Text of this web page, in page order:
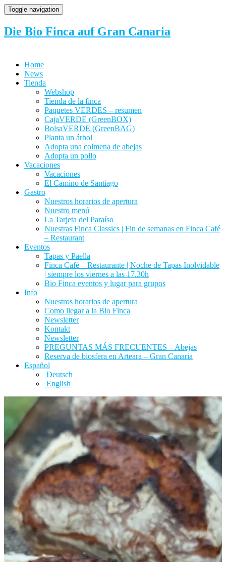
Toggle navigation
Die Bio Finca auf Gran Canaria
Home
News
Tienda
Webshop
Tienda de la finca
Paquetes VERDES – resumen
CajaVERDE (GreenBOX)
BolsaVERDE (GreenBAG)
Planta un árbol
Adopta una colmena de abejas
Adopta un pollo
Vacaciones
Vacaciones
El Camino de Santiago
Gastro
Nuestros horarios de apertura
Nuestro menú
La Tarjeta del Paraíso
Nuestras Finca Classics | Fin de semanas en Finca Café
– Restaurant
Eventos
Tapas y Paella
Finca Café – Restaurante | Noche de Tapas Inolvidable
| siempre los viernes a las 17.30h
Bio Finca eventos y lugar para grupos
Info
Nuestros horarios de apertura
Como llegar a la Bio Finca
Newsletter
Kontakt
Newsletter
PREGUNTAS MÁS FRECUENTES – Abejas
Reserva de biosfera en Arteara – Gran Canaria
Español
Deutsch
English